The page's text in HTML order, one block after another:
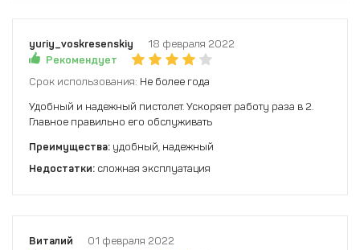
yuriy_voskresenskiy
18 февраля 2022
Рекомендует
Срок использования: Не более года
Удобный и надежный пистолет. Ускоряет работу раза в 2.
Главное правильно его обслуживать
Преимущества: удобный, надежный
Недостатки: сложная эксплуатация
Виталий
01 февраля 2022